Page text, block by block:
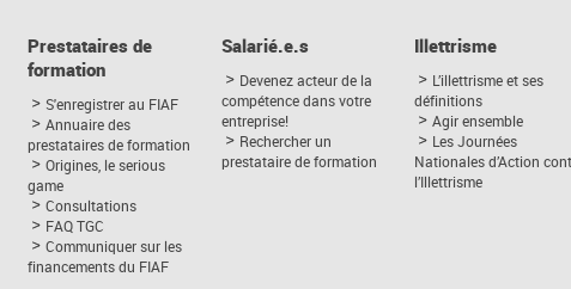
Prestataires de
formation
S'enregistrer au FIAF
Annuaire des
prestataires de formation
Origines, le serious
game
Consultations
FAQ TGC
Communiquer sur les
financements du FIAF
Salarié.e.s
Devenez acteur de la
compétence dans votre
entreprise!
Rechercher un
prestataire de formation
Illettrisme
L’illettrisme et ses
définitions
Agir ensemble
Les Journées
Nationales d’Action
l’Illettrisme